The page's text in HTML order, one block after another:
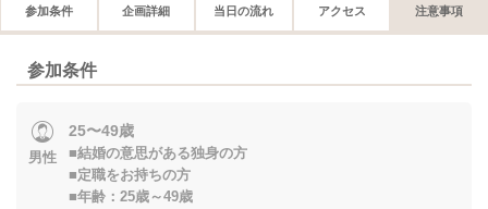
参加条件 企画詳細 当日の流れ アクセス 注意事項
参加条件
男性
25〜49歳
■結婚の意思がある独身の方
■定職をお持ちの方
■年齢：25歳～49歳